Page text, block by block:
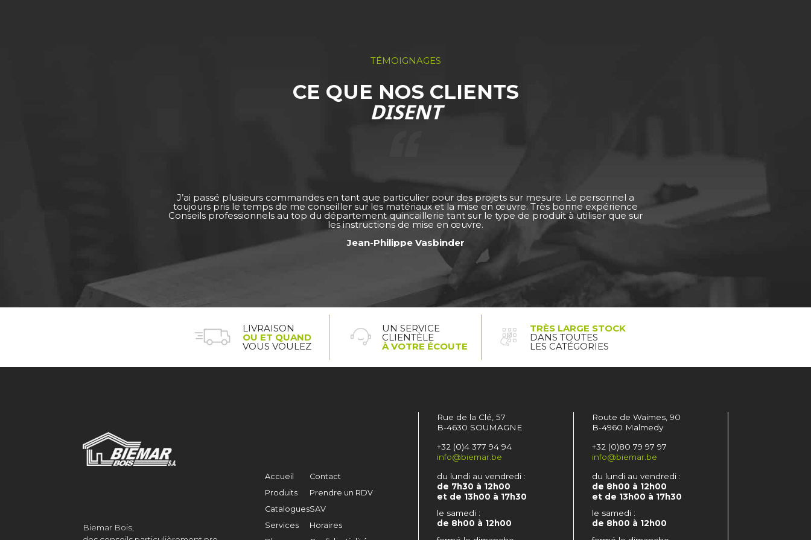
TÉMOIGNAGES
CE QUE NOS CLIENTS
DISENT
J’ai passé plusieurs commandes en tant que particulier pour des projets sur mesure. Le personnel a
toujours pris le temps de me conseiller sur les matériaux et la mise en œuvre. Très bonne expérience
Conseils professionnels au top du département quincaillerie tant sur le type de produit à utiliser que sur
les instructions de mise en œuvre.
Jean-Philippe Vasbinder
LIVRAISON
OU ET QUAND
VOUS VOULEZ
UN SERVICE
CLIENTÈLE
À VOTRE ÉCOUTE
TRÈS LARGE STOCK
DANS TOUTES
LES CATÉGORIES
Biemar Bois,
Accueil
Produits
Catalogues
Services
Contact
Prendre un RDV
SAV
Horaires
Rue de la Clé, 57
B-4630 SOUMAGNE
+32 (0)4 377 94 94
info@biemar.be
du lundi au vendredi :
de 7h30 à 12h00
et de 13h00 à 17h30
le samedi :
de 8h00 à 12h00
Route de Waimes, 90
B-4960 Malmedy
+32 (0)80 79 97 97
info@biemar.be
du lundi au vendredi :
de 8h00 à 12h00
et de 13h00 à 17h30
le samedi :
de 8h00 à 12h00